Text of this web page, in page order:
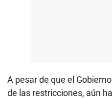
A pesar de que el
de las restricciones, aún